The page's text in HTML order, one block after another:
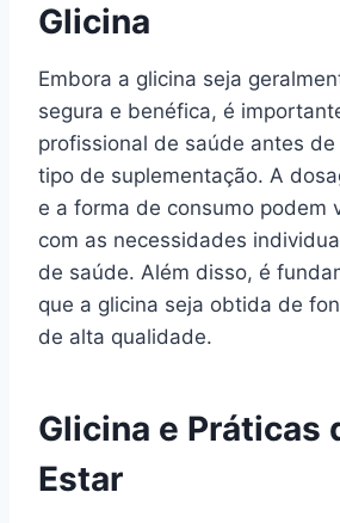
Glicina
Embora a glicina seja
segura e benéfica, é
profissional de saúde antes
tipo de suplementação. A
e a forma de consumo podem
com as necessidades
de saúde. Além disso, é
que a glicina seja obtida de
de alta qualidade.
Glicina e Práticas
Estar